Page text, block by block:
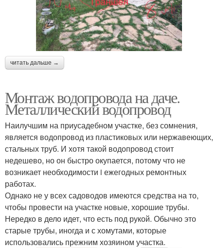
читать дальше →
Монтаж водопровода на даче.
Металлический водопровод
Наилучшим на приусадебном участке, без сомнения,
является водопровод из пластиковых или нержавеющих,
стальных труб. И хотя такой водопровод стоит
недешево, но он быстро окупается, потому что не
возникает необходимости i ежегодных ремонтных
работах.
Однако не у всех садоводов имеются средства на то,
чтобы провести на участке новые, хорошие трубы.
Нередко в дело идет, что есть под рукой. Обычно это
старые трубы, иногда и с хомутами, которые
использовались прежним хозяином участка.